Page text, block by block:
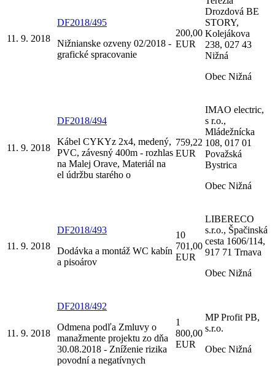
11. 9. 2018
DF2018/495
Nižnianske ozveny 02/2018 -
grafické spracovanie
200,00
EUR
Drozdová BE
STORY,
Kolejákova
238, 027 43
Nižná
Obec Nižná
11. 9. 2018
DF2018/494
Kábel CYKYz 2x4, medený,
PVC, závesný 400m - rozhlas
na Malej Orave, Materiál na
el údržbu starého o
759,22
EUR
IMAO electric,
s r.o.,
Mládežnícka
108, 017 01
Považská
Bystrica
Obec Nižná
11. 9. 2018
DF2018/493
Dodávka a montáž WC kabín
a pisoárov
10
701,00
EUR
LIBERECO
s.r.o., Špačinská
cesta 1606/114,
917 71 Trnava
Obec Nižná
11. 9. 2018
DF2018/492
Odmena podľa Zmluvy o
manažmente projektu zo dňa
30.08.2018 - Zníženie rizika
povodní a negatívnych
1
800,00
EUR
MP Profit PB,
s.r.o.
Obec Nižná